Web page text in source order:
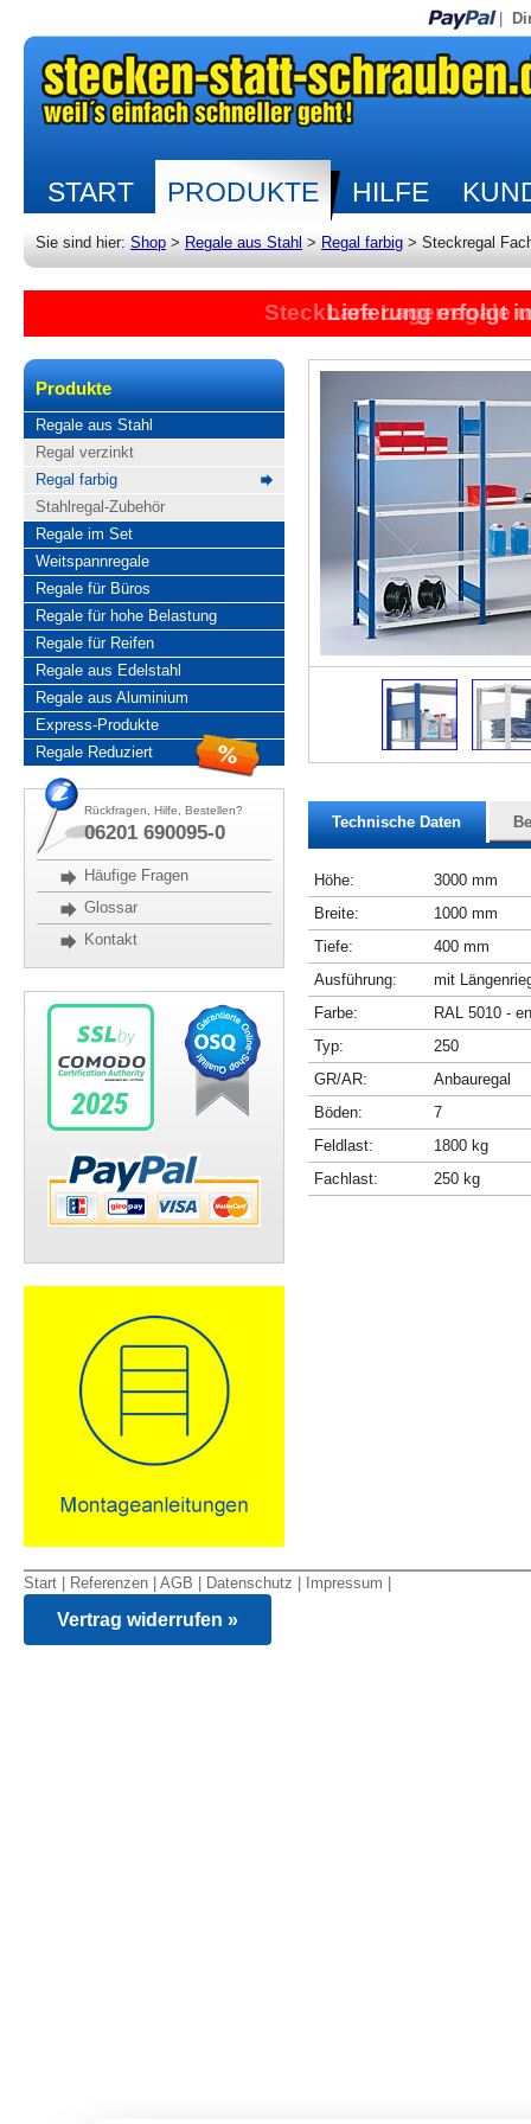
START PRODUKTE HILFE
Sie sind hier: Shop > Regale aus Stahl > Regal farbig > Steckregal
Steckbare Lagerregale
Lieferung erfolgt
Produkte
Regale aus Stahl
Regal verzinkt
Regal farbig
Stahlregal-Zubehör
Regale im Set
Weitspannregale
Regale für Büros
Regale für hohe Belastung
Regale für Reifen
Regale aus Edelstahl
Regale aus Aluminium
Express-Produkte
Regale Reduziert
Rückfragen, Hilfe, Bestellen?
06201 690095-0
Häufige Fragen
Glossar
Kontakt
Technische Daten
Höhe:
3000 mm
Breite:
1000 mm
Tiefe:
400 mm
Ausführung:
mit
Farbe:
RAL 5010 -
Typ:
250
GR/AR:
Anbauregal
Böden:
7
Feldlast:
1800 kg
Fachlast:
250 kg
Start Referenzen AGB Datenschutz Impressum
Vertrag widerrufen »